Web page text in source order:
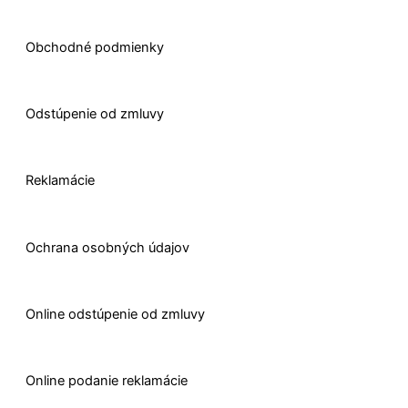
Obchodné podmienky
Odstúpenie od zmluvy
Reklamácie
Ochrana osobných údajov
Online odstúpenie od zmluvy
Online podanie reklamácie